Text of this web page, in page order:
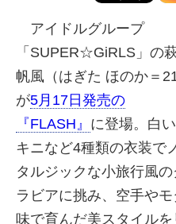
アイドルグループ
「SUPER☆GiRLS」の
帆風（はぎた ほのか＝21
が5月17日発売の
『FLASH』 に登場。白
キニなど4種類の衣装で
タルジックな小旅行風の
ラビアに挑み、空手や
味で育んだ美スタイルを